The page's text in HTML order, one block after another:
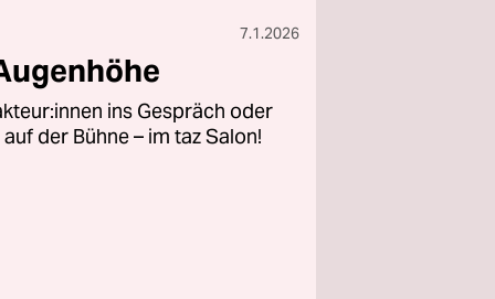
7.1.2026
ins Gespräch oder
der Bühne – im taz Salon!